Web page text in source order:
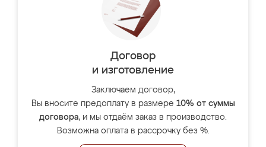
Договор
и изготовление
Заключаем договор,
Вы вносите предоплату в размере 10% от суммы
договора, и мы отдаём заказ в производство.
Возможна оплата в рассрочку без %.